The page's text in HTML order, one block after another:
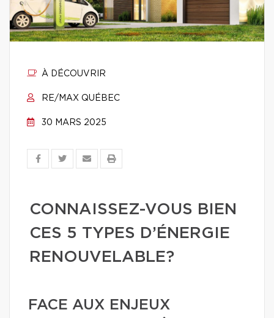
À DÉCOUVRIR
RE/MAX QUÉBEC
30 MARS 2025
CONNAISSEZ-VOUS BIEN
CES 5 TYPES D’ÉNERGIE
RENOUVELABLE?
FACE AUX ENJEUX